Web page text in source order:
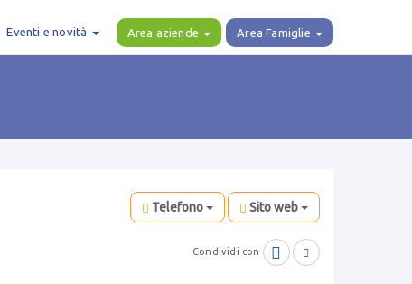
Eventi e novità Area aziende Area Famiglie
Telefono Sito web
Condividi con  